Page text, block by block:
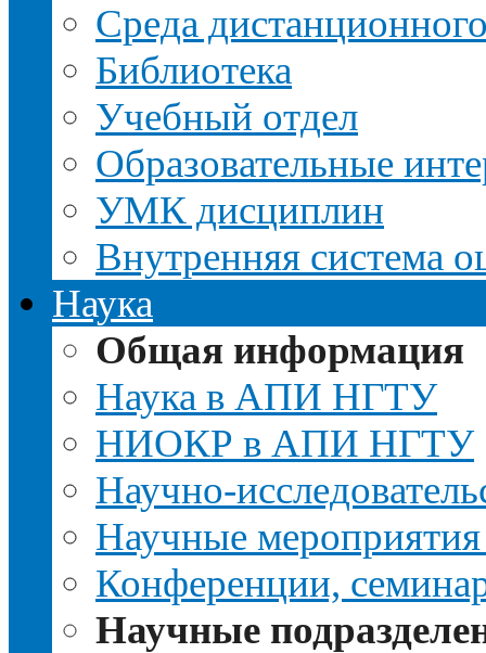
Среда
Библиотека
Учебный отдел
Образовательные
УМК дисциплин
Внутренняя система
Наука
Общая информация
Наука в АПИ НГТУ
НИОКР в АПИ НГТУ
Научно-
Научные
Конференции,
Научные